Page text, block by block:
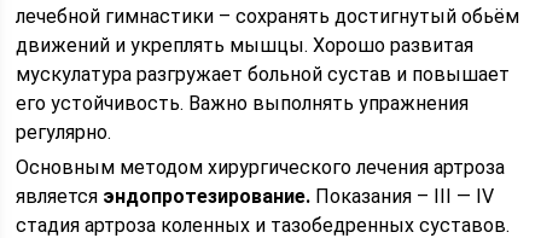
лечебной гимнастики – сохранять достигнутый обьём
движений и укреплять мышцы. Хорошо развитая
мускулатура разгружает больной сустав и повышает
его устойчивость. Важно выполнять упражнения
регулярно.
Основным методом хирургического лечения артроза
является эндопротезирование. Показания – III — IV
стадия артроза коленных и тазобедренных суставов.